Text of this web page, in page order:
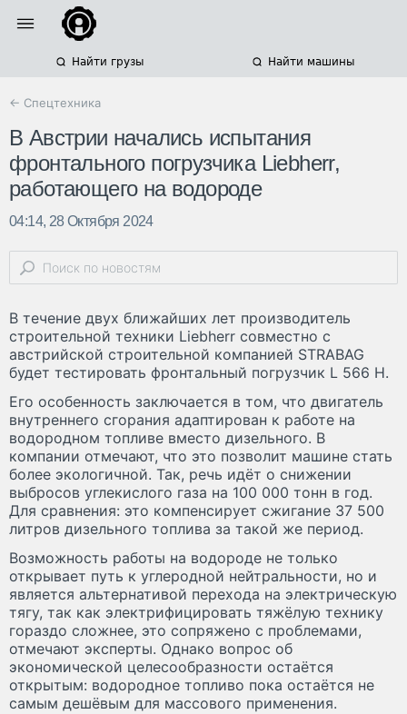
Найти грузы Найти машины
← Спецтехника
В Австрии начались испытания
фронтального погрузчика Liebherr,
работающего на водороде
04:14, 28 Октября 2024
В течение двух ближайших лет производитель
строительной техники Liebherr совместно с
австрийской строительной компанией STRABAG
будет тестировать фронтальный погрузчик L 566 H.
Его особенность заключается в том, что двигатель
внутреннего сгорания адаптирован к работе на
водородном топливе вместо дизельного. В
компании отмечают, что это позволит машине стать
более экологичной. Так, речь идёт о снижении
выбросов углекислого газа на 100 000 тонн в год.
Для сравнения: это компенсирует сжигание 37 500
литров дизельного топлива за такой же период.
Возможность работы на водороде не только
открывает путь к углеродной нейтральности, но и
является альтернативой перехода на электрическую
тягу, так как электрифицировать тяжёлую технику
гораздо сложнее, это сопряжено с проблемами,
отмечают эксперты. Однако вопрос об
экономической целесообразности остаётся
открытым: водородное топливо пока остаётся не
самым дешёвым для массового применения.